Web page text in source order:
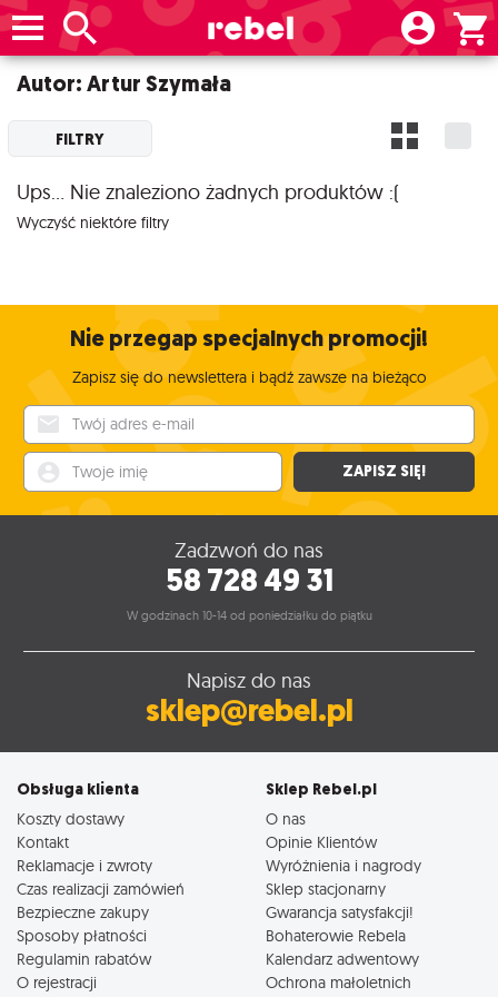
Autor: Artur Szymała
FILTRY
Ups... Nie znaleziono żadnych produktów :(
Wyczyść niektóre filtry
Nie przegap specjalnych promocji!
Zapisz się do newslettera i bądź zawsze na bieżąco
ZAPISZ SIĘ!
Zadzwoń do nas
58 728 49 31
W godzinach 10-14 od poniedziałku do piątku
Napisz do nas
sklep@rebel.pl
Obsługa klienta
Koszty dostawy
Kontakt
Reklamacje i zwroty
Czas realizacji zamówień
Bezpieczne zakupy
Sposoby płatności
Regulamin rabatów
O rejestracji
Sklep Rebel.pl
O nas
Opinie Klientów
Wyróżnienia i nagrody
Sklep stacjonarny
Gwarancja satysfakcji!
Bohaterowie Rebela
Kalendarz adwentowy
Ochrona małoletnich